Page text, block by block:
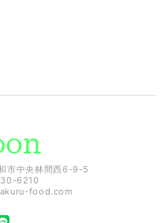
市中央林間西6-9-5
6210
food.com